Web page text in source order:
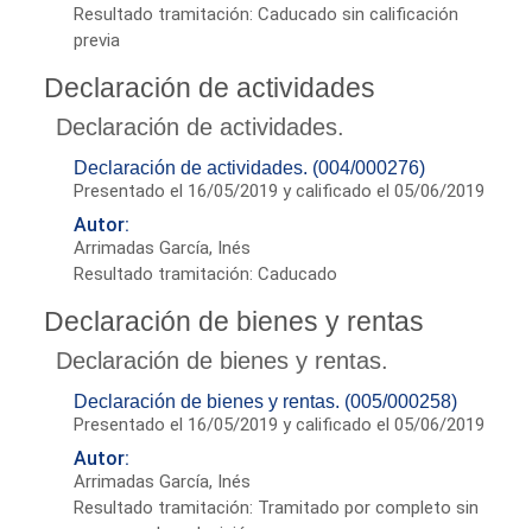
Resultado tramitación: Caducado sin calificación
previa
Declaración de actividades
Declaración de actividades.
Declaración de actividades. (004/000276)
Presentado el 16/05/2019 y calificado el 05/06/2019
Autor:
Arrimadas García, Inés
Resultado tramitación: Caducado
Declaración de bienes y rentas
Declaración de bienes y rentas.
Declaración de bienes y rentas. (005/000258)
Presentado el 16/05/2019 y calificado el 05/06/2019
Autor:
Arrimadas García, Inés
Resultado tramitación: Tramitado por completo sin